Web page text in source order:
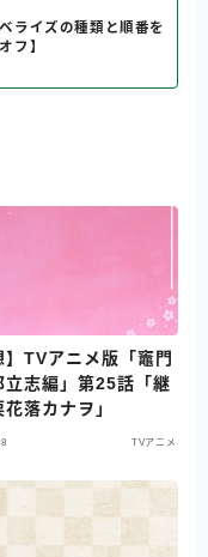
ライズの種類と順番を
フ】
】TVアニメ版「竈門
立志編」第25話「継
落カナヲ」
TVアニメ